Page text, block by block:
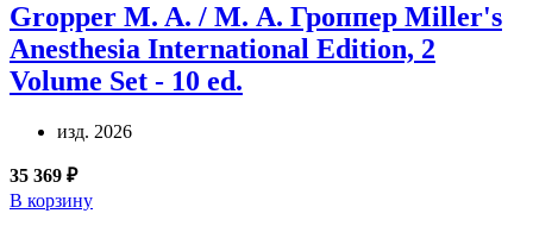
Gropper M. A. / М. А. Гроппер Miller's
Anesthesia International Edition, 2
Volume Set - 10 ed.
изд. 2026
35 369 ₽
В корзину